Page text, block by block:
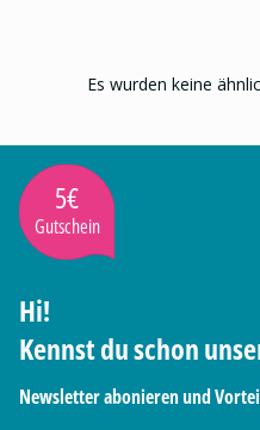
Es wurden keine
5€
Gutschein
Hi!
Kennst du schon
Newsletter abonieren und